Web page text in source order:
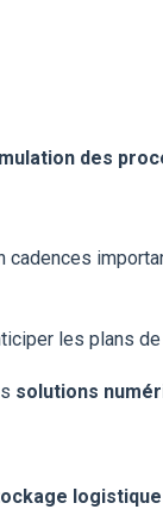
des
cadences
les plans
solutions